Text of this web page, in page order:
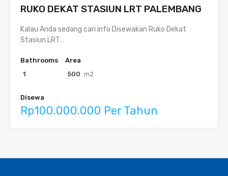
RUKO DEKAT STASIUN LRT PALEMBANG
Kalau Anda sedang cari info Disewakan Ruko Dekat
Stasiun LRT…
Bathrooms
1
Area
500 m2
Disewa
Rp100.000.000 Per Tahun